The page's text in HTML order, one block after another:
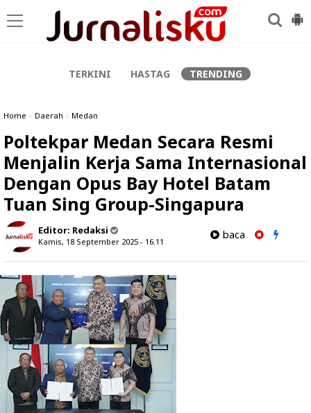
TERKINI HASTAG TRENDING
Home » Daerah » Medan
Poltekpar Medan Secara Resmi
Menjalin Kerja Sama Internasional
Dengan Opus Bay Hotel Batam
Tuan Sing Group-Singapura
Editor: Redaksi
Kamis, 18 September 2025 - 16.11
baca